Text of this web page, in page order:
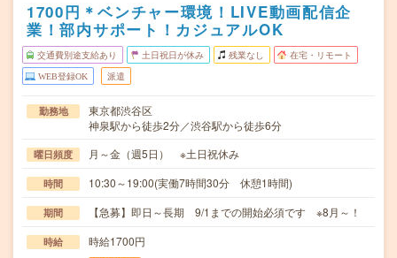
1700円＊ベンチャー環境！LIVE動画配信企
業！部内サポート！カジュアルOK
交通費別途支給あり 土日祝日が休み 残業なし 在宅・リモート
WEB登録OK 派遣
勤務地
東京都渋谷区
神泉駅から徒歩2分／渋谷駅から徒歩6分
曜日頻度 月～金（週5日） ※土日祝休み
時間 10:30～19:00(実働7時間30分 休憩1時間)
期間 【急募】即日～長期 9/1までの開始必須です ※8月～！
時給 時給1700円